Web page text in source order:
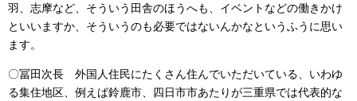
羽、志摩など、そういう田舎のほうへも、イベントなどの働きかけ
といいますか、そういうのも必要ではないんかなというふうに思い
ます。
〇冨田次長 外国人住民にたくさん住んでいただいている、いわゆ
る集住地区、例えば鈴鹿市、四日市市あたりが三重県では代表的な